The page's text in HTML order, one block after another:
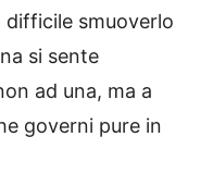
smuoverlo
si sente
ad una, ma a
governi pure in